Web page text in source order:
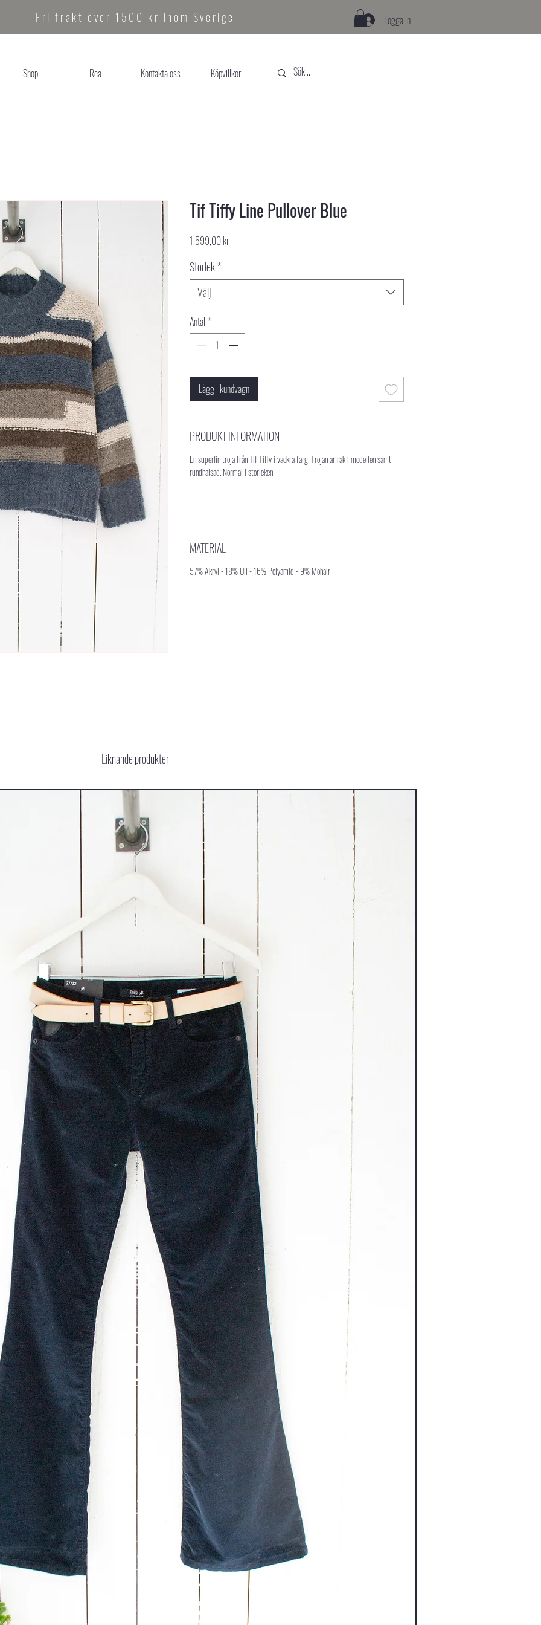
Fri frakt över 1500 kr inom Sverige Logga in
Shop Rea Kontakta oss Köpvillkor
Tif Tiffy Line Pullover Blue
1 599,00 krPris
Storlek*
Välj
Antal *
Lägg i kundvagn
PRODUKT INFORMATION
En superfin tröja från Tif Tiffy i vackra färg. Tröjan är rak i modellen samt
rundhalsad. Normal i storleken
MATERIAL
57% Akryl - 18% Ull - 16% Polyamid - 9% Mohair
Liknande produkter